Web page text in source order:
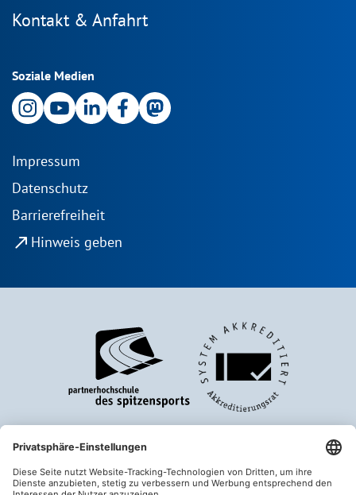
Kontakt & Anfahrt
Soziale Medien
Impressum
Datenschutz
Barrierefreiheit
north_east Hinweis geben